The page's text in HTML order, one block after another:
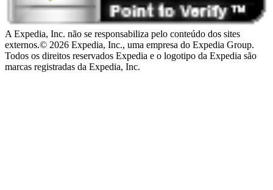
A Expedia, Inc. não se responsabiliza pelo conteúdo dos sites
externos.© 2026 Expedia, Inc., uma empresa do Expedia Group.
Todos os direitos reservados Expedia e o logotipo da Expedia são
marcas registradas da Expedia, Inc.